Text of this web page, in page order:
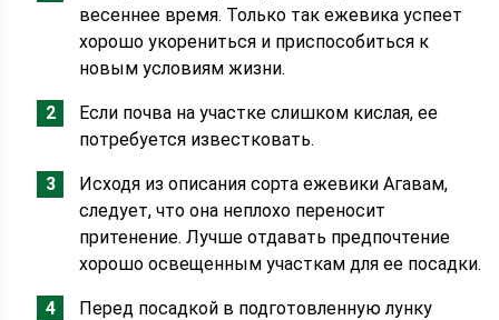
весеннее время. Только так ежевика успеет
хорошо укорениться и приспособиться к
новым условиям жизни.
Если почва на участке слишком кислая, ее
потребуется известковать.
Исходя из описания сорта ежевики Агавам,
следует, что она неплохо переносит
притенение. Лучше отдавать предпочтение
хорошо освещенным участкам для ее посадки.
Перед посадкой в подготовленную лунку